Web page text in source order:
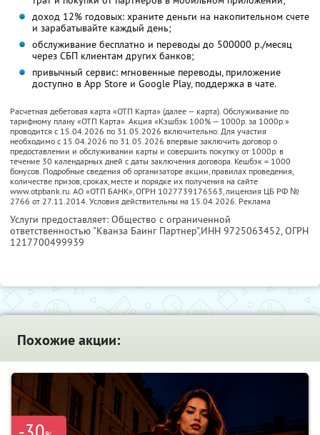
доход 12% годовых: храните деньги на накопительном счете
и зарабатывайте каждый день;
обслуживание бесплатно и переводы до 500000 р./месяц
через СБП клиентам других банков;
привычный сервис: мгновенные переводы, приложение
доступно в App Store и Google Play, поддержка в чате.
Расчетная дебетовая карта «ОТП Карта» (далее — карта). Обслуживание по
тарифному плану «ОТП Карта». Акция «Кэшбэк 100% — 1000р. за 1000р.»
проводится с 15.04.2026 по 31.05.2026 включительно. Для участия
необходимо с 15.04.2026 по 31.05.2026 впервые заключить договор о
предоставлении и обслуживании карты и совершить покупку от 1000р. в
течение 30 календарных дней с даты заключения договора. Кешбэк = 1000
бонусов. Подробные сведения об организаторе акции, правилах проведения,
количестве призов, сроках, месте и порядке их получения на сайте
www.otpbank.ru. АО «ОТП БАНК», ОГРН 1027739176563, лицензия ЦБ РФ №
2766 от 27.11.2014. Условия действительны на 15.04.2026. Реклама
Услуги предоставляет: Общество с ограниченной
ответственностью "Кванза Баинг Партнер",ИНН 9725063452, ОГРН
1217700499939
Похожие акции: